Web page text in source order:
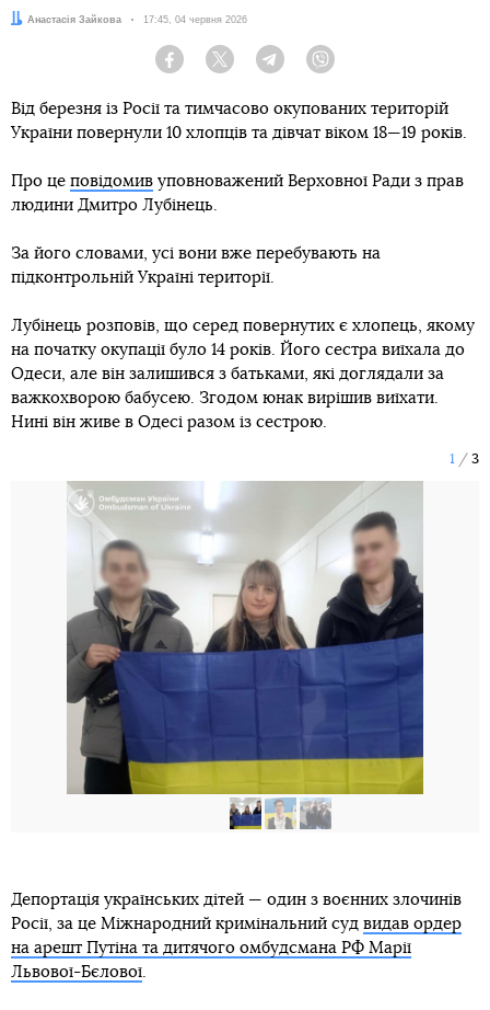
Автор:
Анастасія Зайкова Дата:
17:45, 04 червня 2026
Facebook Twitter Telegram
Від березня із Росії та тимчасово окупованих територій
України повернули 10 хлопців та дівчат віком 18—19 років.
Про це повідомив уповноважений Верховної Ради з прав
людини Дмитро Лубінець.
За його словами, усі вони вже перебувають на
підконтрольній Україні території.
Лубінець розповів, що серед повернутих є хлопець, якому
на початку окупації було 14 років. Його сестра виїхала до
Одеси, але він залишився з батьками, які доглядали за
важкохворою бабусею. Згодом юнак вирішив виїхати.
Нині він живе в Одесі разом із сестрою.
1 3
Депортація українських дітей — один з воєнних злочинів
Росії, за це Міжнародний кримінальний суд видав ордер
на арешт Путіна та дитячого омбудсмана РФ Марії
Львової-Бєлової